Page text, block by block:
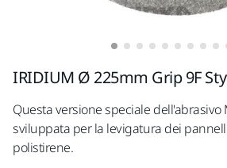
IRIDIUM Ø 225mm Grip 9F
Questa versione speciale dell'abrasivo
sviluppata per la levigatura dei
polistirene.